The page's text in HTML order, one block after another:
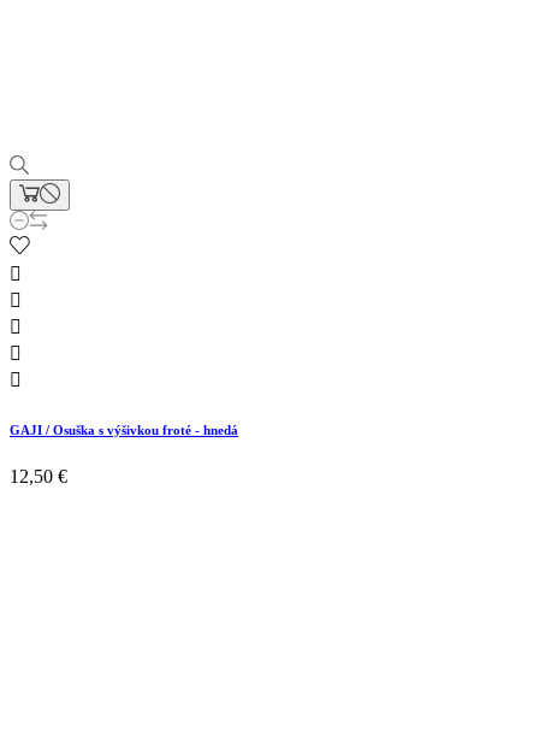





GAJI / Osuška s výšivkou froté - hnedá
12,50 €